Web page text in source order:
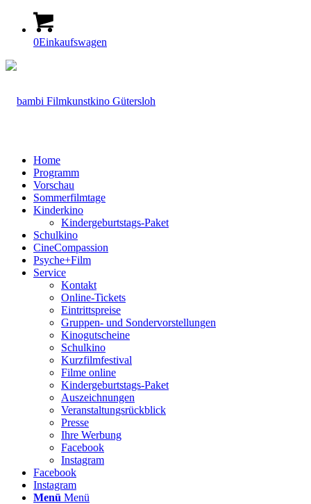
0Einkaufswagen
Home
Programm
Vorschau
Sommerfilmtage
Kinderkino
Kindergeburtstags-Paket
Schulkino
CineCompassion
Psyche+Film
Service
Kontakt
Online-Tickets
Eintrittspreise
Gruppen- und Sondervorstellungen
Kinogutscheine
Schulkino
Kurzfilmfestival
Filme online
Kindergeburtstags-Paket
Auszeichnungen
Veranstaltungsrückblick
Presse
Ihre Werbung
Facebook
Instagram
Facebook
Instagram
Menü Menü